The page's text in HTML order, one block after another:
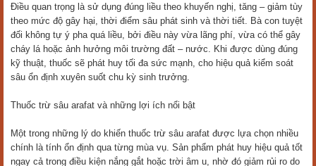
Điều quan trọng là sử dụng đúng liều theo khuyến nghị, tăng – giảm tùy
theo mức độ gây hại, thời điểm sâu phát sinh và thời tiết. Bà con tuyệt
đối không tự ý pha quá liều, bởi điều này vừa lãng phí, vừa có thể gây
cháy lá hoặc ảnh hưởng môi trường đất – nước. Khi được dùng đúng
kỹ thuật, thuốc sẽ phát huy tối đa sức mạnh, cho hiệu quả kiểm soát
sâu ổn định xuyên suốt chu kỳ sinh trưởng.
Thuốc trừ sâu arafat và những lợi ích nổi bật
Một trong những lý do khiến thuốc trừ sâu arafat được lựa chọn nhiều
chính là tính ổn định qua từng mùa vụ. Sản phẩm phát huy hiệu quả tốt
ngay cả trong điều kiện nắng gắt hoặc trời âm u, nhờ đó giảm rủi ro do